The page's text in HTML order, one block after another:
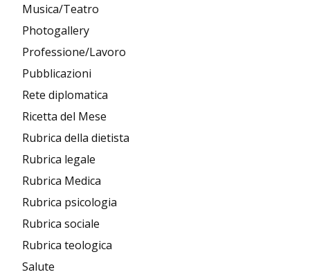
Musica/Teatro
Photogallery
Professione/Lavoro
Pubblicazioni
Rete diplomatica
Ricetta del Mese
Rubrica della dietista
Rubrica legale
Rubrica Medica
Rubrica psicologia
Rubrica sociale
Rubrica teologica
Salute